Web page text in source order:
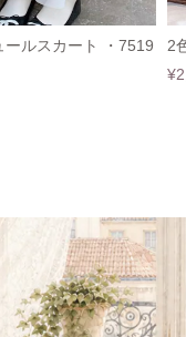
ルスカート ・7519
2